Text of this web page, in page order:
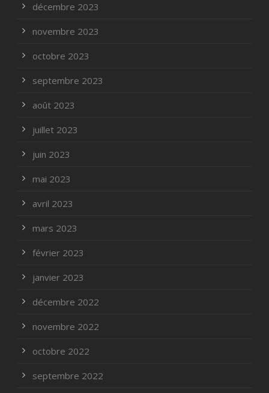
décembre 2023
novembre 2023
octobre 2023
septembre 2023
août 2023
juillet 2023
juin 2023
mai 2023
avril 2023
mars 2023
février 2023
janvier 2023
décembre 2022
novembre 2022
octobre 2022
septembre 2022